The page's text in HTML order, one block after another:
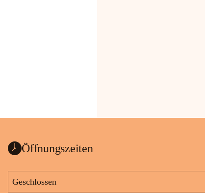
Öffnungszeiten
Geschlossen